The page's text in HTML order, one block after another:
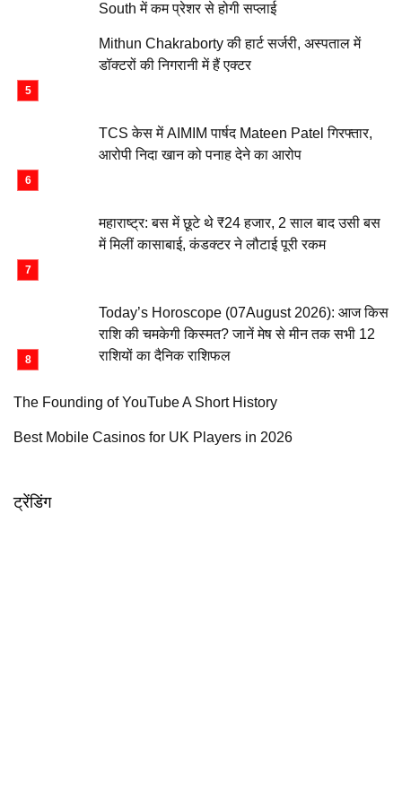
South में कम प्रेशर से होगी सप्लाई
Mithun Chakraborty की हार्ट सर्जरी, अस्पताल में
डॉक्टरों की निगरानी में हैं एक्टर
TCS केस में AIMIM पार्षद Mateen Patel गिरफ्तार,
आरोपी निदा खान को पनाह देने का आरोप
महाराष्ट्र: बस में छूटे थे ₹24 हजार, 2 साल बाद उसी बस
में मिलीं कासाबाई, कंडक्टर ने लौटाई पूरी रकम
Today’s Horoscope (07August 2026): आज किस
राशि की चमकेगी किस्मत? जानें मेष से मीन तक सभी 12
राशियों का दैनिक राशिफल
The Founding of YouTube A Short History
Best Mobile Casinos for UK Players in 2026
ट्रेंडिंग